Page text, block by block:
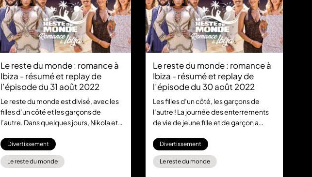
Le reste du monde : romance à
Ibiza - résumé et replay de
l’épisode du 31 août 2022
Le reste du monde est divisé, avec les
filles d’un côté et les garçons de
l’autre. Dans quelques jours, Nikola et
pour célébrer leurs derniers jours de
célibat, leurs amis Paga et Hilona leur
ont organisé plusieurs activités qu’ils
Divertissement
Le reste du monde
Le reste du monde : romance à
Ibiza - résumé et replay de
l’épisode du 30 août 2022
Les filles d’un côté, les garçons de
l’autre ! La journée des enterrements
de vie de jeune fille et de garçon a
prêts d’oublier cette étape obligatoire
pour tous futurs mariés. Ne manquez
pas les plus beaux jours de leur vie
Divertissement
Le reste du monde